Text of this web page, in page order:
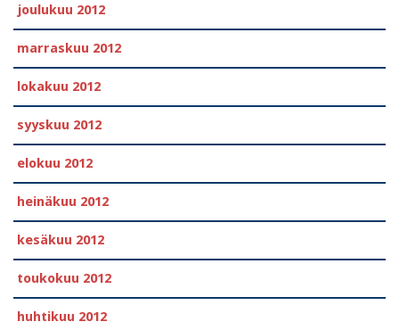
joulukuu 2012
marraskuu 2012
lokakuu 2012
syyskuu 2012
elokuu 2012
heinäkuu 2012
kesäkuu 2012
toukokuu 2012
huhtikuu 2012